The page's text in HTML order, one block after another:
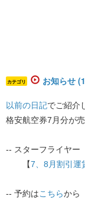
カテゴリ お知らせ
以前の日記でご紹介
格安航空券7月分が
-- スターフライヤー
【7、8月割引運
-- 予約はこちらから